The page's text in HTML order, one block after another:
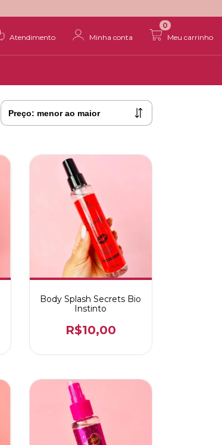
Atendimento Minha conta Meu carrinho
0
Body Splash Secrets Bio
Instinto
R$10,00